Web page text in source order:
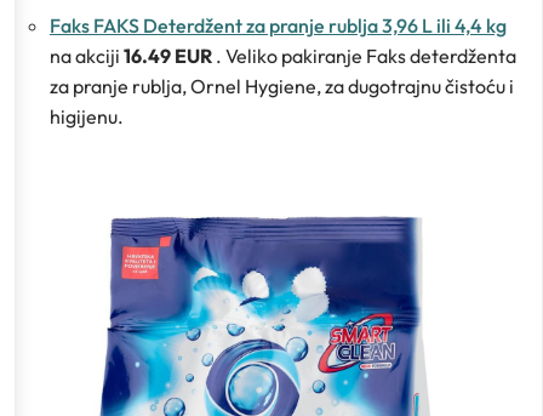
Faks FAKS Deterdžent za pranje rublja 3,96 L ili 4,4 kg
na akciji 16.49 EUR . Veliko pakiranje Faks deterdženta
za pranje rublja, Ornel Hygiene, za dugotrajnu čistoću i
higijenu.